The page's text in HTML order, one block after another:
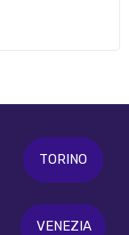
TORINO
VENEZIA